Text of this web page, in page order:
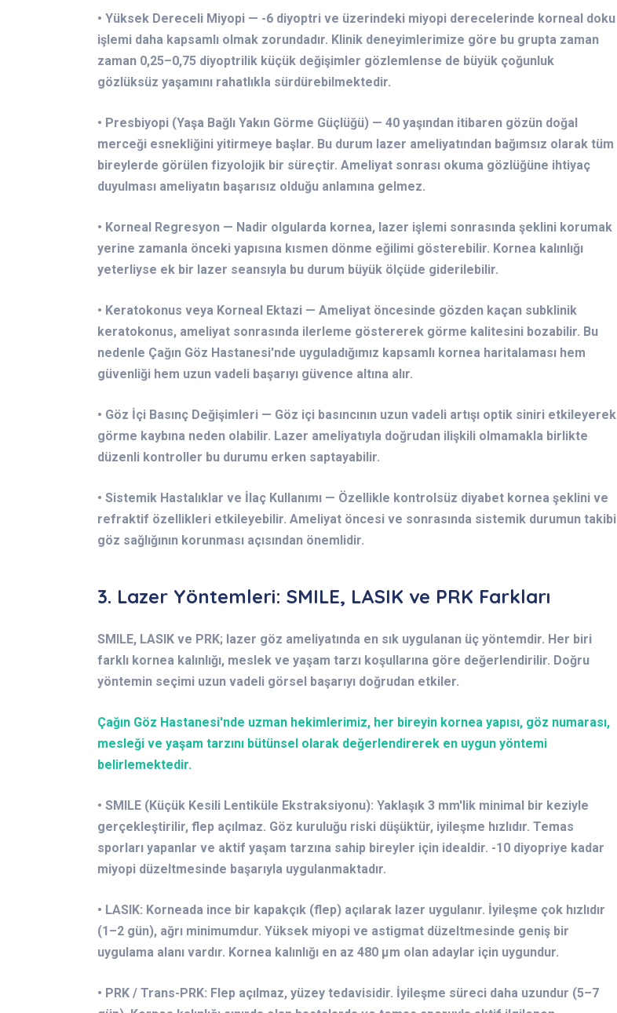
• Yüksek Dereceli Miyopi — -6 diyoptri ve üzerindeki miyopi derecelerinde korneal doku
işlemi daha kapsamlı olmak zorundadır. Klinik deneyimlerimize göre bu grupta zaman
zaman 0,25–0,75 diyoptrilik küçük değişimler gözlemlense de büyük çoğunluk
gözlüksüz yaşamını rahatlıkla sürdürebilmektedir.
• Presbiyopi (Yaşa Bağlı Yakın Görme Güçlüğü) — 40 yaşından itibaren gözün doğal
merceği esnekliğini yitirmeye başlar. Bu durum lazer ameliyatından bağımsız olarak tüm
bireylerde görülen fizyolojik bir süreçtir. Ameliyat sonrası okuma gözlüğüne ihtiyaç
duyulması ameliyatın başarısız olduğu anlamına gelmez.
• Korneal Regresyon — Nadir olgularda kornea, lazer işlemi sonrasında şeklini korumak
yerine zamanla önceki yapısına kısmen dönme eğilimi gösterebilir. Kornea kalınlığı
yeterliyse ek bir lazer seansıyla bu durum büyük ölçüde giderilebilir.
• Keratokonus veya Korneal Ektazi — Ameliyat öncesinde gözden kaçan subklinik
keratokonus, ameliyat sonrasında ilerleme göstererek görme kalitesini bozabilir. Bu
nedenle Çağın Göz Hastanesi'nde uyguladığımız kapsamlı kornea haritalaması hem
güvenliği hem uzun vadeli başarıyı güvence altına alır.
• Göz İçi Basınç Değişimleri — Göz içi basıncının uzun vadeli artışı optik siniri etkileyerek
görme kaybına neden olabilir. Lazer ameliyatıyla doğrudan ilişkili olmamakla birlikte
düzenli kontroller bu durumu erken saptayabilir.
• Sistemik Hastalıklar ve İlaç Kullanımı — Özellikle kontrolsüz diyabet kornea şeklini ve
refraktif özellikleri etkileyebilir. Ameliyat öncesi ve sonrasında sistemik durumun takibi
göz sağlığının korunması açısından önemlidir.
3. Lazer Yöntemleri: SMILE, LASIK ve PRK Farkları
SMILE, LASIK ve PRK; lazer göz ameliyatında en sık uygulanan üç yöntemdir. Her biri
farklı kornea kalınlığı, meslek ve yaşam tarzı koşullarına göre değerlendirilir. Doğru
yöntemin seçimi uzun vadeli görsel başarıyı doğrudan etkiler.
Çağın Göz Hastanesi'nde uzman hekimlerimiz, her bireyin kornea yapısı, göz numarası,
mesleği ve yaşam tarzını bütünsel olarak değerlendirerek en uygun yöntemi
belirlemektedir.
• SMILE (Küçük Kesili Lentiküle Ekstraksiyonu): Yaklaşık 3 mm'lik minimal bir keziyle
gerçekleştirilir, flep açılmaz. Göz kuruluğu riski düşüktür, iyileşme hızlıdır. Temas
sporları yapanlar ve aktif yaşam tarzına sahip bireyler için idealdir. -10 diyopriye kadar
miyopi düzeltmesinde başarıyla uygulanmaktadır.
• LASIK: Korneada ince bir kapakçık (flep) açılarak lazer uygulanır. İyileşme çok hızlıdır
(1–2 gün), ağrı minimumdur. Yüksek miyopi ve astigmat düzeltmesinde geniş bir
uygulama alanı vardır. Kornea kalınlığı en az 480 µm olan adaylar için uygundur.
• PRK / Trans-PRK: Flep açılmaz, yüzey tedavisidir. İyileşme süreci daha uzundur (5–7